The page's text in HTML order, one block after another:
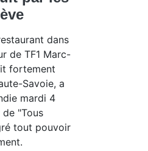
dans
de TF1 Marc-
fortement
Savoie, a
mardi 4
de "Tous
tout pouvoir